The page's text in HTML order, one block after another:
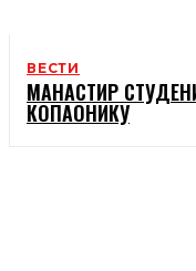
ВЕСТИ
МАНАСТИР
КОПАОНИКУ